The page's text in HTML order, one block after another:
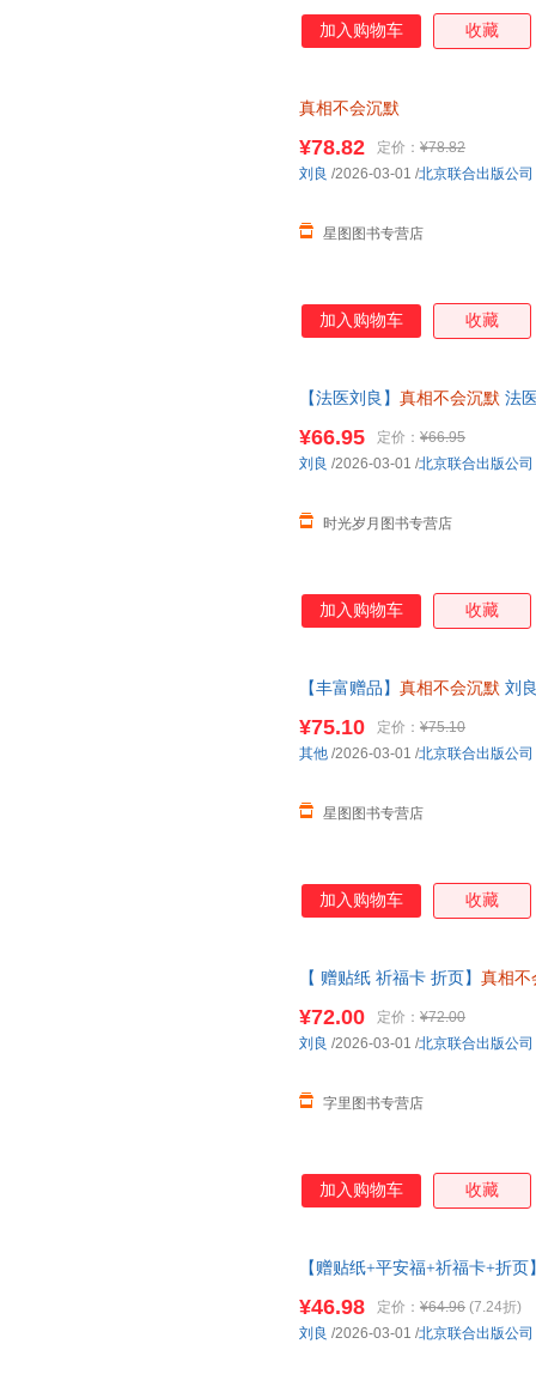
加入购物车 收藏
真相不会沉默
¥78.82 定价： ¥78.82
星图图书专营店
刘良 /2026-03-01 /北京联合出版公司
加入购物车 收藏
【法医刘良】 真相不会沉默 法
¥66.95 定价： ¥66.95
时光岁月图书专营店
刘良 /2026-03-01 /北京联合出版公司
加入购物车 收藏
【丰富赠品】 真相不会沉默 刘
¥75.10 定价： ¥75.10
星图图书专营店
其他 /2026-03-01 /北京联合出版公司
加入购物车 收藏
【 赠贴纸 祈福卡 折页】 真相不
¥72.00 定价： ¥72.00
字里图书专营店
刘良 /2026-03-01 /北京联合出版公司
加入购物车 收藏
【赠贴纸+平安福+祈福卡+折页
¥46.98 定价： ¥64.96 (7.24折)
刘良 /2026-03-01 /北京联合出版公司